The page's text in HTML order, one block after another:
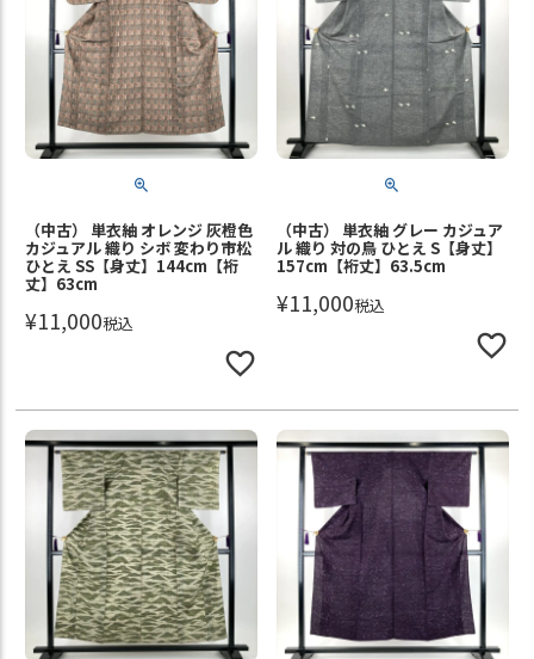
（中古） 単衣紬 オレンジ 灰橙色
カジュアル 織り シボ 変わり市松
ひとえ SS【身丈】144cm【裄
丈】63cm
¥11,000税込
（中古） 単衣紬 グレー カジュア
ル 織り 対の鳥 ひとえ S【身丈】
157cm【裄丈】63.5cm
¥11,000税込